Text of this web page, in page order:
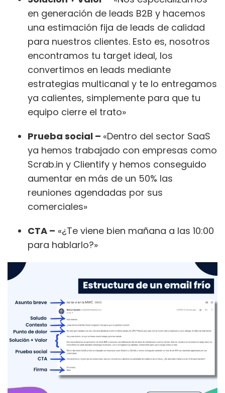
en generación de leads B2B y hacemos
una estimación fija de leads de calidad
para nuestros clientes. Esto es, nosotros
encontramos tu target ideal, los
convertimos en leads mediante
estrategias multicanal y te lo entregamos
ya calientes, simplemente para que tu
equipo cierre el trato»
Prueba social – «Dentro del sector SaaS
ya hemos trabajado con empresas como
Scrab.in y Clientify y hemos conseguido
aumentar en más de un 50% las
reuniones agendadas por sus
comerciales»
CTA – «¿Te viene bien mañana a las 10:00
para hablarlo?»